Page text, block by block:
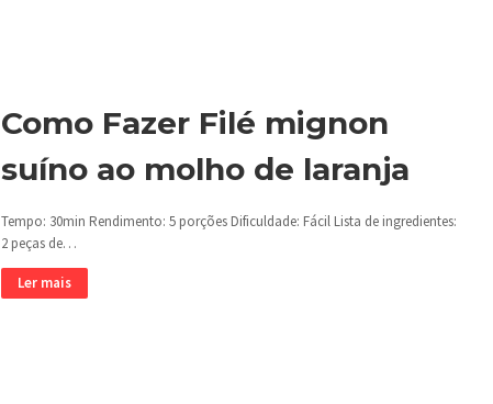
Como Fazer Filé mignon
suíno ao molho de laranja
Tempo: 30min Rendimento: 5 porções Dificuldade: Fácil Lista de ingredientes:
2 peças de…
Ler mais